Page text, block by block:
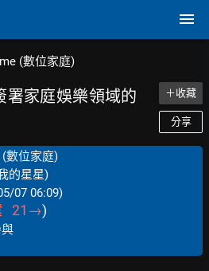
(數位家庭)
署家庭娛樂領域的
＋收藏
分享
(數位家庭)
的星星)
07 06:09)
21 →)